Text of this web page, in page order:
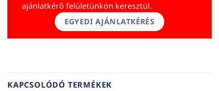
ajánlatkérő felületünkön keresztül.
EGYEDI AJÁNLATKÉRÉS
KAPCSOLÓDÓ TERMÉKEK